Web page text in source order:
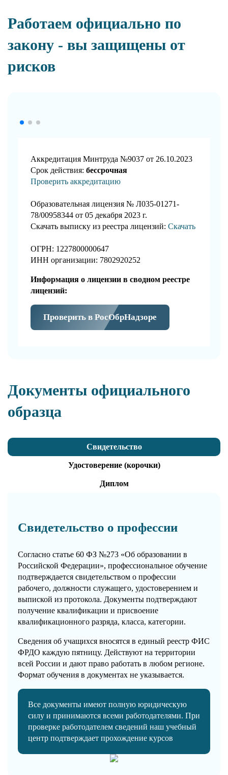
Работаем официально по
закону - вы защищены от
рисков
Аккредитация Минтруда №9037 от 26.10.2023
Срок действия: бессрочная
Проверить аккредитацию
Образовательная лицензия № Л035-01271-
78/00958344 от 05 декабря 2023 г.
Скачать выписку из реестра лицензий: Скачать
ОГРН: 1227800000647
ИНН организации: 7802920252
Информация о лицензии в сводном реестре
лицензий:
Проверить в РосОбрНадзоре
Документы официального
образца
Свидетельство
Удостоверение (корочки)
Диплом
Свидетельство о профессии
Согласно статье 60 ФЗ №273 «Об образовании в
Российской Федерации», профессиональное обучение
подтверждается свидетельством о профессии
рабочего, должности служащего, удостоверением и
выпиской из протокола. Документы подтверждают
получение квалификации и присвоение
квалификационного разряда, класса, категории.
Сведения об учащихся вносятся в единый реестр ФИС
ФРДО каждую пятницу. Действуют на территории
всей России и дают право работать в любом регионе.
Формат обучения в документах не указывается.
Все документы имеют полную юридическую
силу и принимаются всеми работодателями. При
проверке работодателем сведений наш учебный
центр подтверждает прохождение курсов